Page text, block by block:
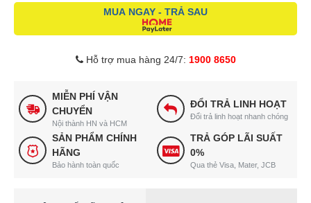
MUA NGAY - TRẢ SAU
Hỗ trợ mua hàng 24/7: 1900 8650
MIỄN PHÍ VẬN
CHUYỂN
Nội thành HN và HCM
ĐỔI TRẢ LINH HOẠT
Đổi trả linh hoạt nhanh chóng
SẢN PHẨM CHÍNH
HÃNG
Bảo hành toàn quốc
TRẢ GÓP LÃI SUẤT
0%
Qua thẻ Visa, Mater, JCB